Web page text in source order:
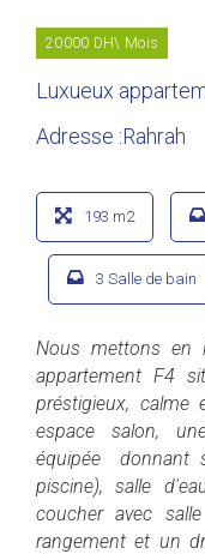
20000 DH\ Mois
Luxueux
Adresse :Rahrah
193 m2
3 Salle de bain
Nous mettons en
appartement F4
préstigieux,
espace salon,
équipée donnant
piscine), salle
coucher avec
rangement et un